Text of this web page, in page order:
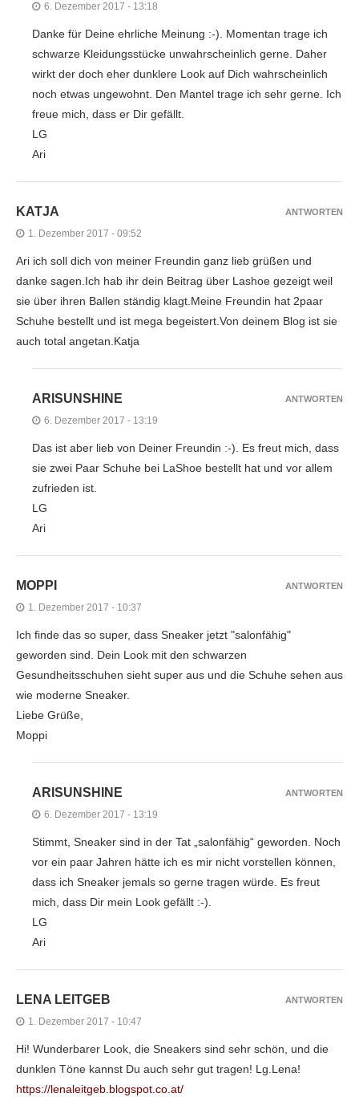
6. Dezember 2017 - 13:18
Danke für Deine ehrliche Meinung :-). Momentan trage ich
schwarze Kleidungsstücke unwahrscheinlich gerne. Daher
wirkt der doch eher dunklere Look auf Dich wahrscheinlich
noch etwas ungewohnt. Den Mantel trage ich sehr gerne. Ich
freue mich, dass er Dir gefällt.
LG
Ari
KATJA
1. Dezember 2017 - 09:52
Ari ich soll dich von meiner Freundin ganz lieb grüßen und
danke sagen.Ich hab ihr dein Beitrag über Lashoe gezeigt weil
sie über ihren Ballen ständig klagt.Meine Freundin hat 2paar
Schuhe bestellt und ist mega begeistert.Von deinem Blog ist sie
auch total angetan.Katja
ANTWORTEN
ARISUNSHINE
6. Dezember 2017 - 13:19
Das ist aber lieb von Deiner Freundin :-). Es freut mich, dass
sie zwei Paar Schuhe bei LaShoe bestellt hat und vor allem
zufrieden ist.
LG
Ari
ANTWORTEN
MOPPI
1. Dezember 2017 - 10:37
Ich finde das so super, dass Sneaker jetzt "salonfähig"
geworden sind. Dein Look mit den schwarzen
Gesundheitsschuhen sieht super aus und die Schuhe sehen aus
wie moderne Sneaker.
Liebe Grüße,
Moppi
ANTWORTEN
ARISUNSHINE
6. Dezember 2017 - 13:19
Stimmt, Sneaker sind in der Tat „salonfähig“ geworden. Noch
vor ein paar Jahren hätte ich es mir nicht vorstellen können,
dass ich Sneaker jemals so gerne tragen würde. Es freut
mich, dass Dir mein Look gefällt :-).
LG
Ari
ANTWORTEN
LENA LEITGEB
1. Dezember 2017 - 10:47
Hi! Wunderbarer Look, die Sneakers sind sehr schön, und die
dunklen Töne kannst Du auch sehr gut tragen! Lg.Lena!
https://lenaleitgeb.blogspot.co.at/
ANTWORTEN